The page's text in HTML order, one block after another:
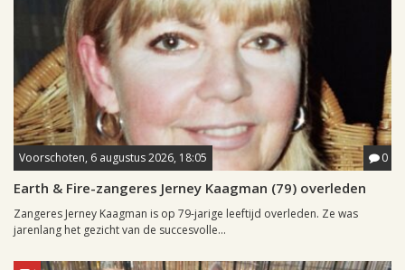
Voorschoten, 6 augustus 2026, 18:05 0
Earth & Fire-zangeres Jerney Kaagman (79) overleden
Zangeres Jerney Kaagman is op 79-jarige leeftijd overleden. Ze was
jarenlang het gezicht van de succesvolle...